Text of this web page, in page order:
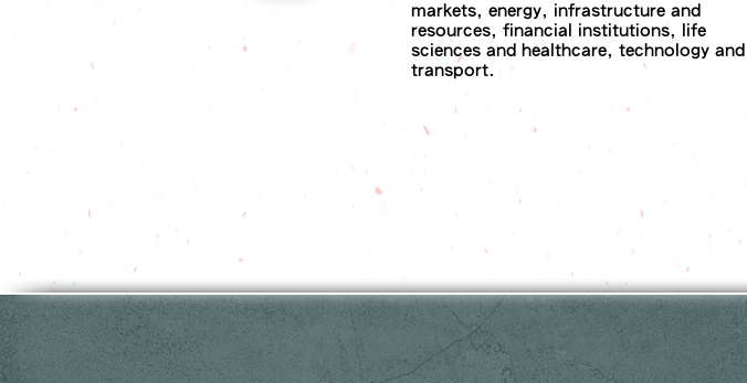
markets, energy, infrastructure and
resources, financial institutions, life
sciences and healthcare, technology and
transport.